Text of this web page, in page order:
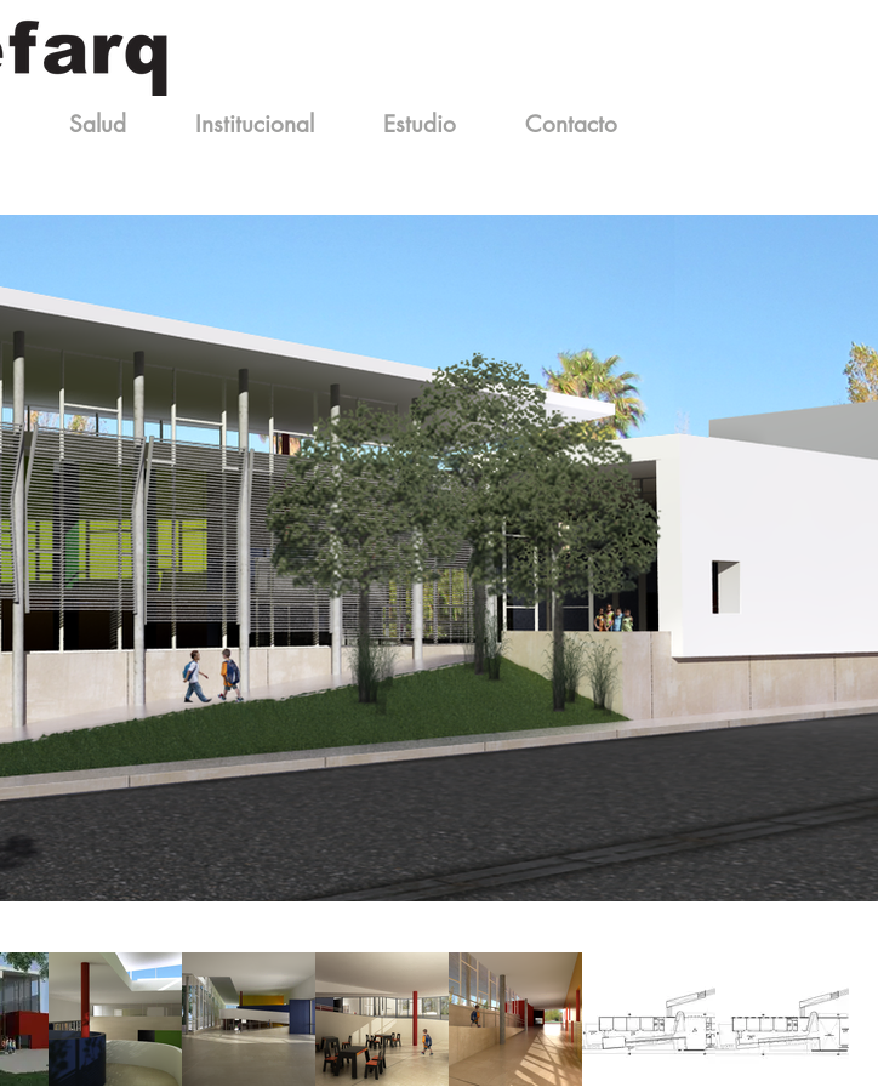
Salud Institucional Estudio Contacto